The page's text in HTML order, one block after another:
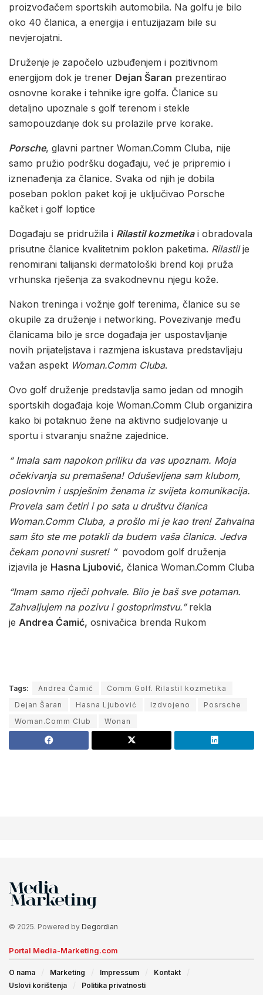
proizvođačem sportskih automobila. Na golfu je bilo
oko 40 članica, a energija i entuzijazam bile su
nevjerojatni.
Druženje je započelo uzbuđenjem i pozitivnom
energijom dok je trener Dejan Šaran prezentirao
osnovne korake i tehnike igre golfa. Članice su
detaljno upoznale s golf terenom i stekle
samopouzdanje dok su prolazile prve korake.
Porsche, glavni partner Woman.Comm Cluba, nije
samo pružio podršku događaju, već je pripremio i
iznenađenja za članice. Svaka od njih je dobila
poseban poklon paket koji je uključivao Porsche
kačket i golf loptice
Događaju se pridružila i Rilastil kozmetikai obradovala
prisutne članice kvalitetnim poklon paketima. Rilastilje
renomirani talijanski dermatološki brend koji pruža
vrhunska rješenja za svakodnevnu njegu kože.
Nakon treninga i vožnje golf terenima, članice su se
okupile za druženje i networking. Povezivanje među
članicama bilo je srce događaja jer uspostavljanje
novih prijateljstava i razmjena iskustava predstavljaju
važan aspekt Woman.Comm Cluba.
Ovo golf druženje predstavlja samo jedan od mnogih
sportskih događaja koje Woman.Comm Club organizira
kako bi potaknuo žene na aktivno sudjelovanje u
sportu i stvaranju snažne zajednice.
“ Imala sam napokon priliku da vas upoznam. Moja
očekivanja su premašena! Oduševljena sam klubom,
poslovnim i uspješnim ženama iz svijeta komunikacija.
Provela sam četiri i po sata u društvu članica
Woman.Comm Cluba, a prošlo mi je kao tren! Zahvalna
sam što ste me potakli da budem vaša članica. Jedva
čekam ponovni susret! “povodom golf druženja
izjavila je Hasna Ljubović, članica Woman.Comm Cluba
“Imam samo riječi pohvale. Bilo je baš sve potaman.
Zahvaljujem na pozivu i gostoprimstvu.” rekla
je Andrea Ćamić, osnivačica brenda Rukom
Tags: Andrea Ćamić
Comm Golf. Rilastil kozmetika
Dejan Šaran
Hasna Ljubović Izdvojeno
Posrsche
Woman.Comm Club
Wonan
© 2025. Powered by Degordian
Portal Media-Marketing.com
O nama Marketing Impressum
Kontakt
Uslovi korištenja
Politika privatnosti